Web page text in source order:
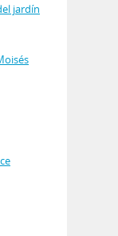
jardín